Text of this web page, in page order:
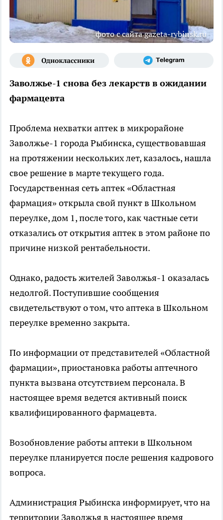
фото с сайта gazeta-rybinsk.ru
Заволжье-1 снова без лекарств в ожидании
фармацевта
Проблема нехватки аптек в микрорайоне
Заволжье-1 города Рыбинска, существовавшая
на протяжении нескольких лет, казалось, нашла
свое решение в марте текущего года.
Государственная сеть аптек «Областная
фармация» открыла свой пункт в Школьном
переулке, дом 1, после того, как частные сети
отказались от открытия аптек в этом районе по
причине низкой рентабельности.
Однако, радость жителей Заволжья-1 оказалась
недолгой. Поступившие сообщения
свидетельствуют о том, что аптека в Школьном
переулке временно закрыта.
По информации от представителей «Областной
фармации», приостановка работы аптечного
пункта вызвана отсутствием персонала. В
настоящее время ведется активный поиск
квалифицированного фармацевта.
Возобновление работы аптеки в Школьном
переулке планируется после решения кадрового
вопроса.
Администрация Рыбинска информирует, что на
территории Заволжья в настоящее время